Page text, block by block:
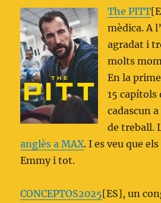
The PITT
mèdica. A
agradat i
molts
En la
15 capítols
cadascun
de treball.
anglès a MAX. I es veu que
Emmy i tot.
CONCEPTOS2025[ES], un